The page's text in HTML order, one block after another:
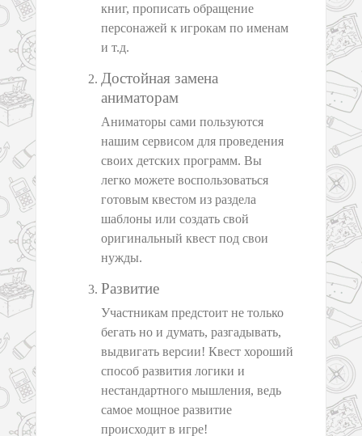
книг, прописать обращение
персонажей к игрокам по именам
и т.д.
Достойная замена
аниматорам
Аниматоры сами пользуются
нашим сервисом для проведения
своих детских программ. Вы
легко можете воспользоваться
готовым квестом из раздела
шаблоны или создать свой
оригинальный квест под свои
нужды.
Развитие
Участникам предстоит не только
бегать но и думать, разгадывать,
выдвигать версии! Квест хороший
способ развития логики и
нестандартного мышления, ведь
самое мощное развитие
происходит в игре!